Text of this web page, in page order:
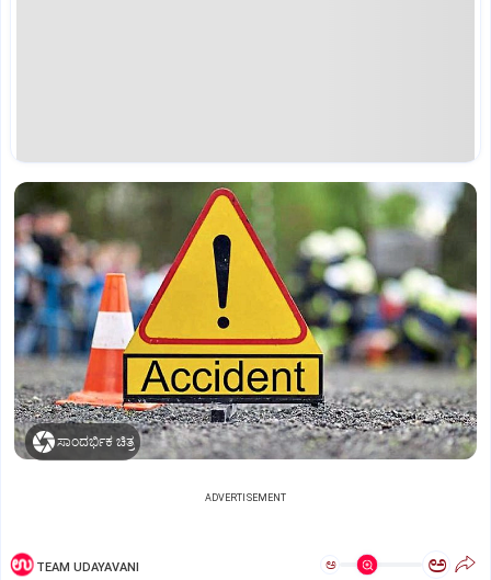
ಸಾಂದರ್ಭಿಕ ಚಿತ್ರ
ADVERTISEMENT
TEAM UDAYAVANI ಅ ಅ